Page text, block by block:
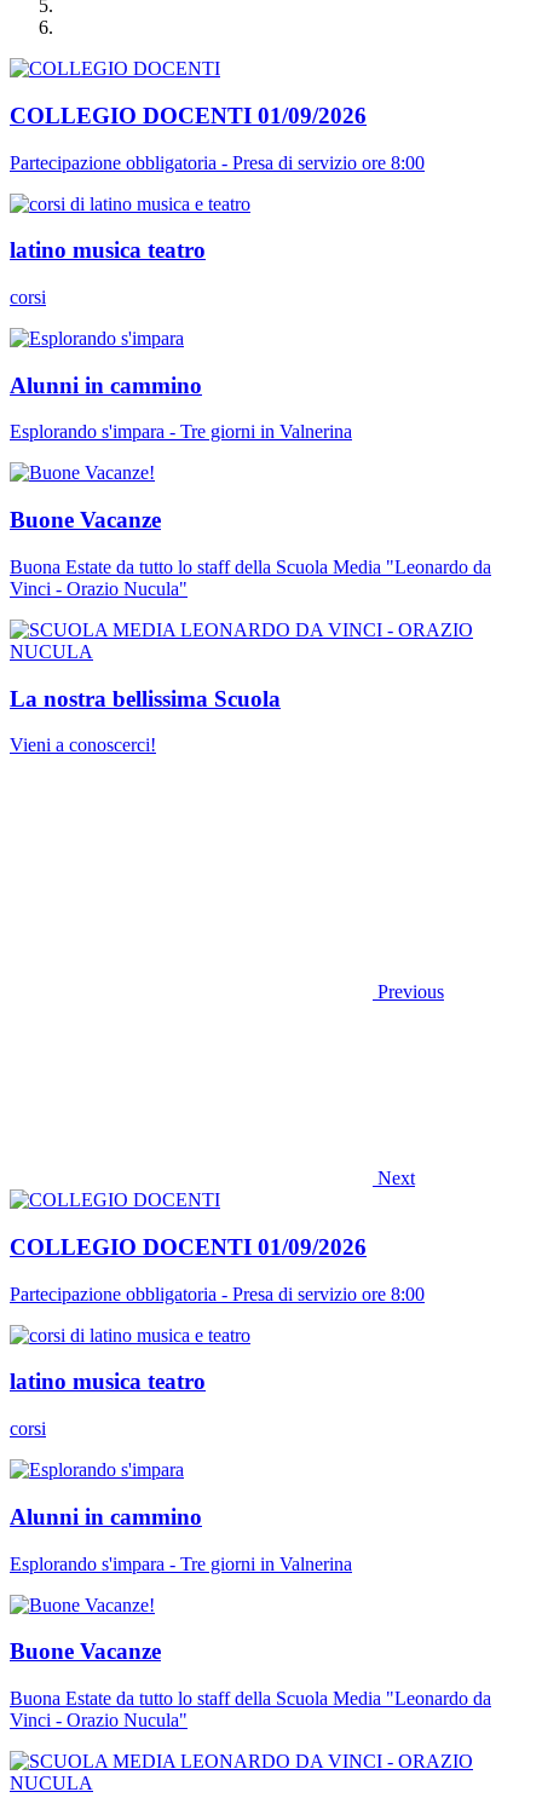
COLLEGIO DOCENTI 01/09/2026
Partecipazione obbligatoria - Presa di servizio ore 8:00
latino musica teatro
corsi
Alunni in cammino
Esplorando s'impara - Tre giorni in Valnerina
Buone Vacanze
Buona Estate da tutto lo staff della Scuola Media "Leonardo da
Vinci - Orazio Nucula"
La nostra bellissima Scuola
Vieni a conoscerci!
Previous
Next
COLLEGIO DOCENTI 01/09/2026
Partecipazione obbligatoria - Presa di servizio ore 8:00
latino musica teatro
corsi
Alunni in cammino
Esplorando s'impara - Tre giorni in Valnerina
Buone Vacanze
Buona Estate da tutto lo staff della Scuola Media "Leonardo da
Vinci - Orazio Nucula"